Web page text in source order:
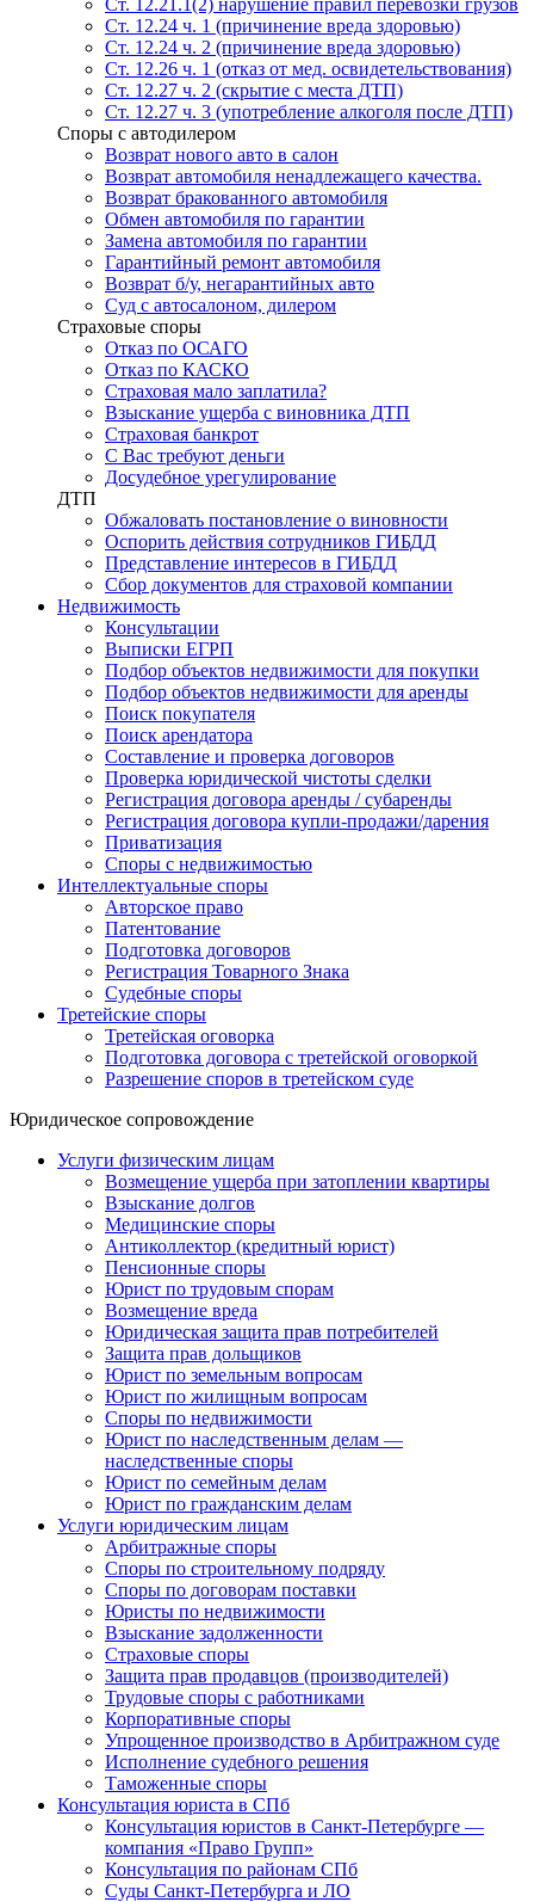
Ст. 12.21.1(2) нарушение правил перевозки грузов
Ст. 12.24 ч. 1 (причинение вреда здоровью)
Ст. 12.24 ч. 2 (причинение вреда здоровью)
Ст. 12.26 ч. 1 (отказ от мед. освидетельствования)
Ст. 12.27 ч. 2 (скрытие с места ДТП)
Ст. 12.27 ч. 3 (употребление алкоголя после ДТП)
Споры с автодилером
Возврат нового авто в салон
Возврат автомобиля ненадлежащего качества.
Возврат бракованного автомобиля
Обмен автомобиля по гарантии
Замена автомобиля по гарантии
Гарантийный ремонт автомобиля
Возврат б/у, негарантийных авто
Суд с автосалоном, дилером
Страховые споры
Отказ по ОСАГО
Отказ по КАСКО
Страховая мало заплатила?
Взыскание ущерба с виновника ДТП
Страховая банкрот
С Вас требуют деньги
Досудебное урегулирование
ДТП
Обжаловать постановление о виновности
Оспорить действия сотрудников ГИБДД
Представление интересов в ГИБДД
Сбор документов для страховой компании
Недвижимость
Консультации
Выписки ЕГРП
Подбор объектов недвижимости для покупки
Подбор объектов недвижимости для аренды
Поиск покупателя
Поиск арендатора
Составление и проверка договоров
Проверка юридической чистоты сделки
Регистрация договора аренды / субаренды
Регистрация договора купли-продажи/дарения
Приватизация
Cпоры с недвижимостью
Интеллектуальные споры
Авторское право
Патентование
Подготовка договоров
Регистрация Товарного Знака
Судебные споры
Третейские споры
Третейская оговорка
Подготовка договора с третейской оговоркой
Разрешение споров в третейском суде
Юридическое сопровождение
Услуги физическим лицам
Возмещение ущерба при затоплении квартиры
Взыскание долгов
Медицинские споры
Антиколлектор (кредитный юрист)
Пенсионные споры
Юрист по трудовым спорам
Возмещение вреда
Юридическая защита прав потребителей
Защита прав дольщиков
Юрист по земельным вопросам
Юрист по жилищным вопросам
Споры по недвижимости
Юрист по наследственным делам —
наследственные споры
Юрист по семейным делам
Юрист по гражданским делам
Услуги юридическим лицам
Арбитражные споры
Споры по строительному подряду
Споры по договорам поставки
Юристы по недвижимости
Взыскание задолженности
Страховые споры
Защита прав продавцов (производителей)
Трудовые споры с работниками
Корпоративные споры
Упрощенное производство в Арбитражном суде
Исполнение судебного решения
Таможенные споры
Консультация юриста в СПб
Консультация юристов в Санкт-Петербурге —
компания «Право Групп»
Консультация по районам СПб
Суды Санкт-Петербурга и ЛО